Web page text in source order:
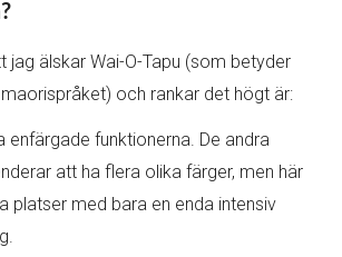
jag älskar Wai-O-Tapu (som betyder
maorispråket) och rankar det högt är:
enfärgade funktionerna. De andra
att ha flera olika färger, men här
platser med bara en enda intensiv